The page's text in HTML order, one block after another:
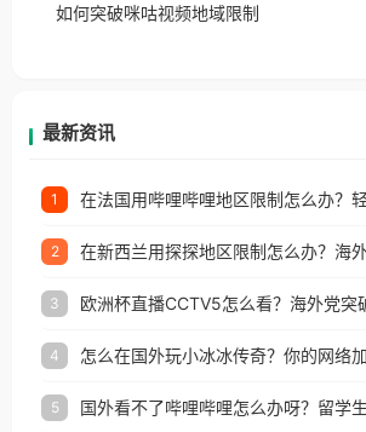
户收听网易云音乐地区版权限
如何突破咪咕视频地域限制
最新资讯
1
2
3
4 怎么在国外玩小冰冰传奇？你的网络
5